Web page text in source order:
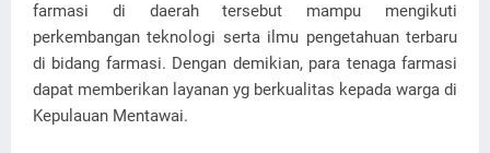
farmasi di daerah tersebut mampu mengikuti
perkembangan teknologi serta ilmu pengetahuan terbaru
di bidang farmasi. Dengan demikian, para tenaga farmasi
dapat memberikan layanan yg berkualitas kepada warga di
Kepulauan Mentawai.